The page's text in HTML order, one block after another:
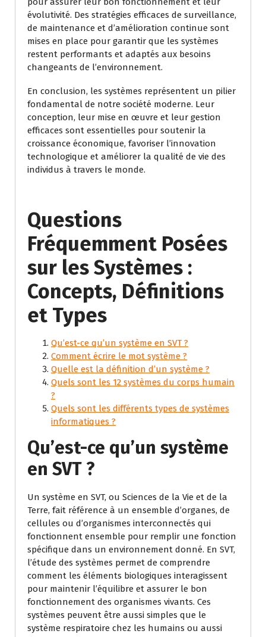
évolutivité. Des stratégies efficaces de surveillance,
de maintenance et d’amélioration continue sont
mises en place pour garantir que les systèmes
restent performants et adaptés aux besoins
changeants de l’environnement.
En conclusion, les systèmes représentent un pilier
fondamental de notre société moderne. Leur
conception, leur mise en œuvre et leur gestion
efficaces sont essentielles pour soutenir la
croissance économique, favoriser l’innovation
technologique et améliorer la qualité de vie des
individus à travers le monde.
Questions
Fréquemment Posées
sur les Systèmes :
Concepts, Définitions
et Types
Qu’est-ce qu’un système en SVT ?
Comment écrire le mot système ?
Quelle est la définition d’un système ?
Quels sont les 12 systèmes du corps humain
?
Quels sont les différents types de systèmes
informatiques ?
Qu’est-ce qu’un système
en SVT ?
Un système en SVT, ou Sciences de la Vie et de la
Terre, fait référence à un ensemble d’organes, de
cellules ou d’organismes interconnectés qui
fonctionnent ensemble pour remplir une fonction
spécifique dans un environnement donné. En SVT,
l’étude des systèmes permet de comprendre
comment les éléments biologiques interagissent
pour maintenir l’équilibre et assurer le bon
fonctionnement des organismes vivants. Ces
systèmes peuvent être aussi simples que le
système respiratoire chez les humains ou aussi